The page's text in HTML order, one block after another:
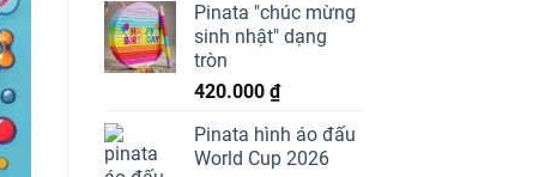
Pinata "chúc mừng
sinh nhật" dạng
tròn
420.000 ₫
Pinata hình áo đấu
World Cup 2026